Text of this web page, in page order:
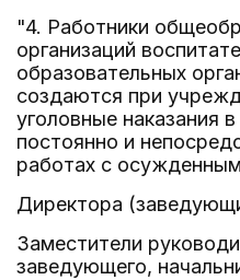
"4. Работники
организаций
образовательных
создаются при
уголовные наказания
постоянно и
работах с
Директора
Заместители
заведующего,